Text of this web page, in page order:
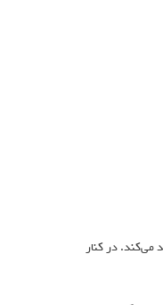
در کنار